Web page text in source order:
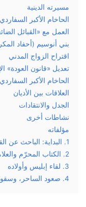
مسيرته الدينية
الحاخام الأكبر
العمل مع «القبائل
بني أنوسيم (أحفاد
اقتراح الزواج المدني
تعديل «قانون العودة»
الحاخام الأكبر
العلاقات بين الأديان
الجدل والانتقادات
نشاطات أخرى
مؤلفاته
1. البداية: الباحث عن القوة
2. الكتاب المحرّم والعلامة السوداء
3. لقاء إبليس وأولاده
4. صعود الساحر، وسقوط الإنسان